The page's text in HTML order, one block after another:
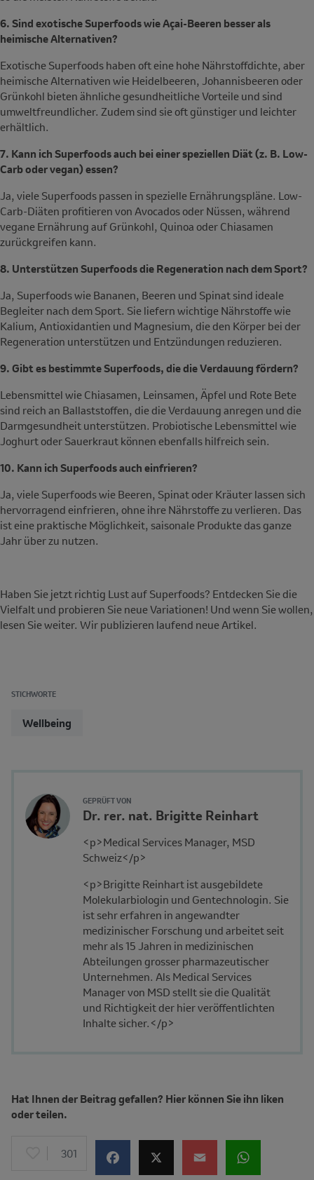
6. Sind exotische Superfoods wie Açai-Beeren besser als
heimische Alternativen?
Exotische Superfoods haben oft eine hohe Nährstoffdichte, aber
heimische Alternativen wie Heidelbeeren, Johannisbeeren oder
Grünkohl bieten ähnliche gesundheitliche Vorteile und sind
umweltfreundlicher. Zudem sind sie oft günstiger und leichter
erhältlich.
7. Kann ich Superfoods auch bei einer speziellen Diät (z. B. Low-
Carb oder vegan) essen?
Ja, viele Superfoods passen in spezielle Ernährungspläne. Low-
Carb-Diäten profitieren von Avocados oder Nüssen, während
vegane Ernährung auf Grünkohl, Quinoa oder Chiasamen
zurückgreifen kann.
8. Unterstützen Superfoods die Regeneration nach dem Sport?
Ja, Superfoods wie Bananen, Beeren und Spinat sind ideale
Begleiter nach dem Sport. Sie liefern wichtige Nährstoffe wie
Kalium, Antioxidantien und Magnesium, die den Körper bei der
Regeneration unterstützen und Entzündungen reduzieren.
9. Gibt es bestimmte Superfoods, die die Verdauung fördern?
Lebensmittel wie Chiasamen, Leinsamen, Äpfel und Rote Bete
sind reich an Ballaststoffen, die die Verdauung anregen und die
Darmgesundheit unterstützen. Probiotische Lebensmittel wie
Joghurt oder Sauerkraut können ebenfalls hilfreich sein.
10. Kann ich Superfoods auch einfrieren?
Ja, viele Superfoods wie Beeren, Spinat oder Kräuter lassen sich
hervorragend einfrieren, ohne ihre Nährstoffe zu verlieren. Das
ist eine praktische Möglichkeit, saisonale Produkte das ganze
Jahr über zu nutzen.
Haben Sie jetzt richtig Lust auf Superfoods? Entdecken Sie die
Vielfalt und probieren Sie neue Variationen! Und wenn Sie wollen,
lesen Sie weiter. Wir publizieren laufend neue Artikel.
STICHWORTE
Wellbeing
GEPRÜFT VON
Author's
Avatar
Name
Affiliation
Dr. rer. nat. Brigitte Reinhart
Description
<p>Medical Services Manager, MSD
Schweiz</p>
<p>Brigitte Reinhart ist ausgebildete
Molekularbiologin und Gentechnologin. Sie
ist sehr erfahren in angewandter
medizinischer Forschung und arbeitet seit
mehr als 15 Jahren in medizinischen
Abteilungen grosser pharmazeutischer
Unternehmen. Als Medical Services
Manager von MSD stellt sie die Qualität
und Richtigkeit der hier veröffentlichten
Inhalte sicher.</p>
Hat Ihnen der Beitrag gefallen? Hier können Sie ihn liken
oder teilen.
301